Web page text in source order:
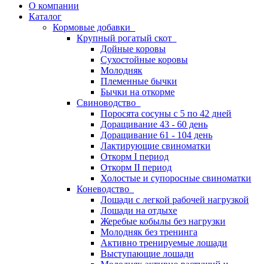
О компании
Каталог
Кормовые добавки
Крупный рогатый скот
Дойные коровы
Сухостойные коровы
Молодняк
Племенные бычки
Бычки на откорме
Свиноводство
Поросята сосуны с 5 по 42 дней
Доращивание 43 - 60 день
Доращивание 61 - 104 день
Лактирующие свиноматки
Откорм I период
Откорм II период
Холостые и супоросные свиноматки
Коневодство
Лошади с легкой рабочей нагрузкой
Лошади на отдыхе
Жеребые кобылы без нагрузки
Молодняк без тренинга
Активно тренируемые лошади
Выступающие лошади